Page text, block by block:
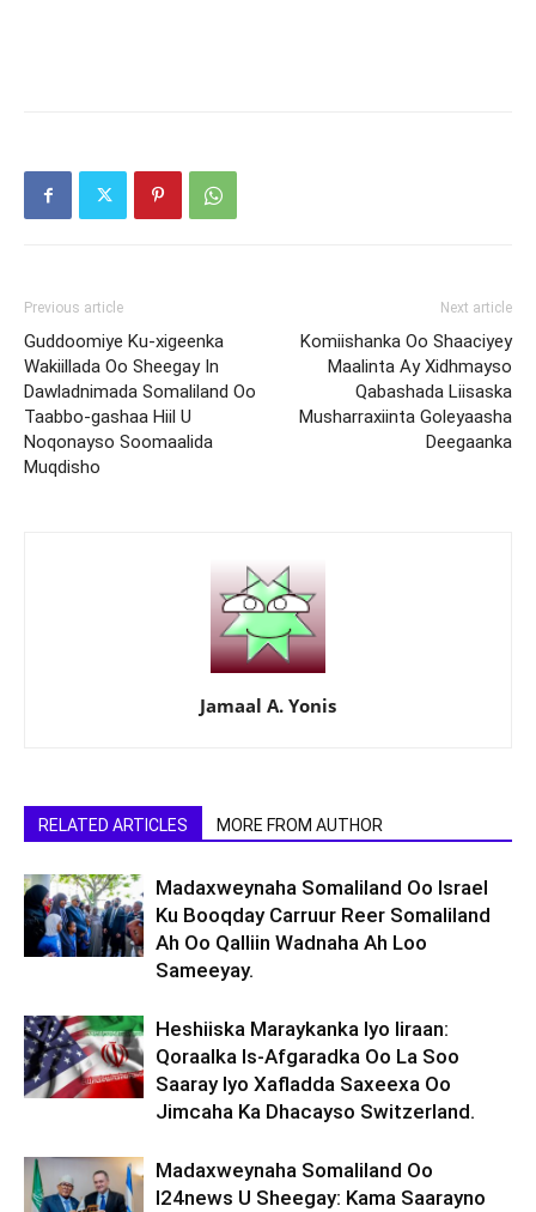
Previous article
Guddoomiye Ku-xigeenka
Wakiillada Oo Sheegay In
Dawladnimada Somaliland Oo
Taabbo-gashaa Hiil U
Noqonayso Soomaalida
Muqdisho
Next article
Komiishanka Oo Shaaciyey
Maalinta Ay Xidhmayso
Qabashada Liisaska
Musharraxiinta Goleyaasha
Deegaanka
Jamaal A. Yonis
RELATED ARTICLES MORE FROM AUTHOR
Madaxweynaha Somaliland Oo Israel
Ku Booqday Carruur Reer Somaliland
Ah Oo Qalliin Wadnaha Ah Loo
Sameeyay.
Heshiiska Maraykanka Iyo Iiraan:
Qoraalka Is-Afgaradka Oo La Soo
Saaray Iyo Xafladda Saxeexa Oo
Jimcaha Ka Dhacayso Switzerland.
Madaxweynaha Somaliland Oo
I24news U Sheegay: Kama Saarayno